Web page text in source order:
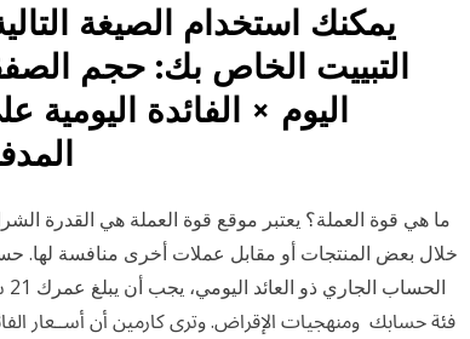
يمكنك استخدام الصيغة
التبييت الخاص بك: حجم
اليوم × الفائدة اليومية
ما هي قوة العملة؟ يعتبر موقع قوة العملة هي القدرة
خلال بعض المنتجات أو مقابل عملات أخرى منافسة لها.